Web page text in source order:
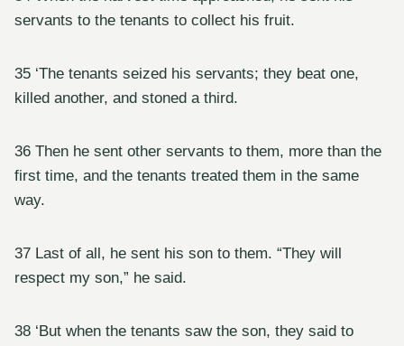
servants to the tenants to collect his fruit.
35 ‘The tenants seized his servants; they beat one,
killed another, and stoned a third.
36 Then he sent other servants to them, more than the
first time, and the tenants treated them in the same
way.
37 Last of all, he sent his son to them. “They will
respect my son,” he said.
38 ‘But when the tenants saw the son, they said to